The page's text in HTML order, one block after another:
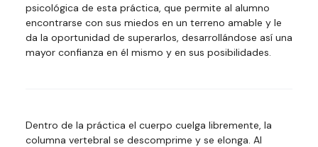
psicológica de esta práctica, que permite al alumno
encontrarse con sus miedos en un terreno amable y le
da la oportunidad de superarlos, desarrollándose así una
mayor confianza en él mismo y en sus posibilidades.
Dentro de la práctica el cuerpo cuelga libremente, la
columna vertebral se descomprime y se elonga. Al